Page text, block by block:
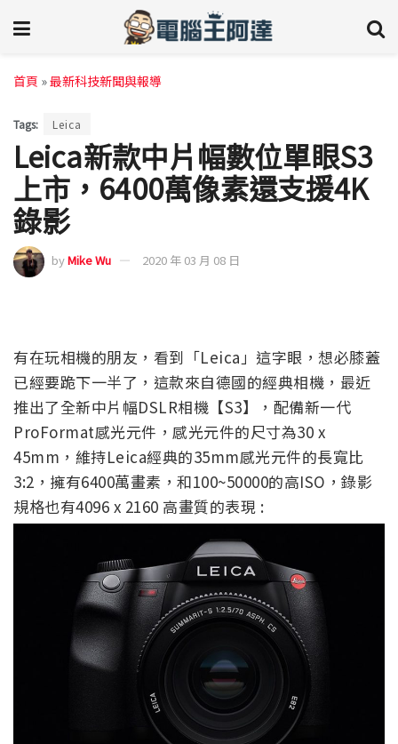
首頁 »最新科技新聞與報導
Tags: Leica
Leica新款中片幅數位單眼S3
上市，6400萬像素還支援4K
錄影
byMike Wu 2020 年 03 月 08 日
有在玩相機的朋友，看到「Leica」這字眼，想必膝蓋
已經要跪下一半了，這款來自德國的經典相機，最近
推出了全新中片幅DSLR相機【S3】，配備新一代
ProFormat感光元件，感光元件的尺寸為30 x
45mm，維持Leica經典的35mm感光元件的長寬比
3:2，擁有6400萬畫素，和100~50000的高ISO，錄影
規格也有4096 x 2160 高畫質的表現 :